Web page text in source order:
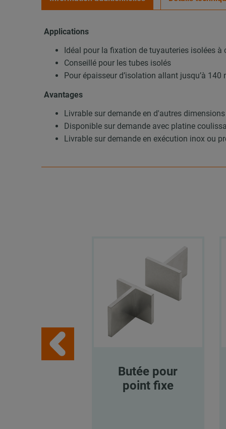
Applications
Idéal pour la fixation de tuyauteries isolées à
Conseillé pour les tubes isolés
Pour épaisseur d’isolation allant jusqu’à 140
Avantages
Livrable sur demande en d'autres dimensions
Disponible sur demande avec platine
Livrable sur demande en exécution inox ou
Butée pour
point fixe